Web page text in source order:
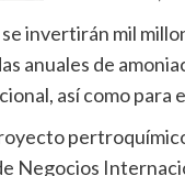
invertirán mil
anuales de
así como para
Negocios